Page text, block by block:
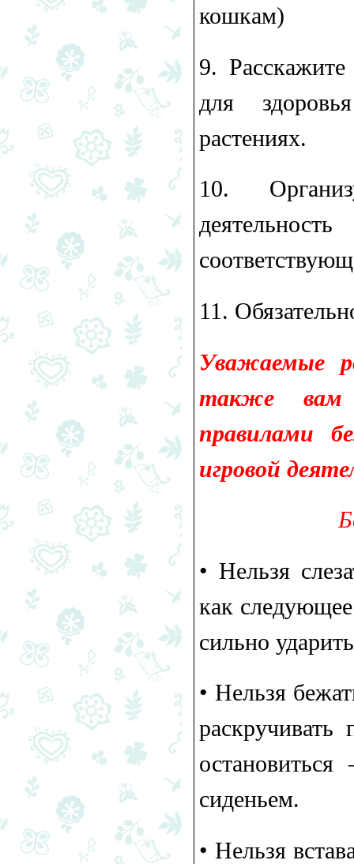
кошкам)
9.​
для
растениях.
10.​
11.​
Уважаемые
также вам
правилами
игровой
•​ Нельзя
как
сильно
•​ Нельзя
сиденьем.
•​ Нельзя